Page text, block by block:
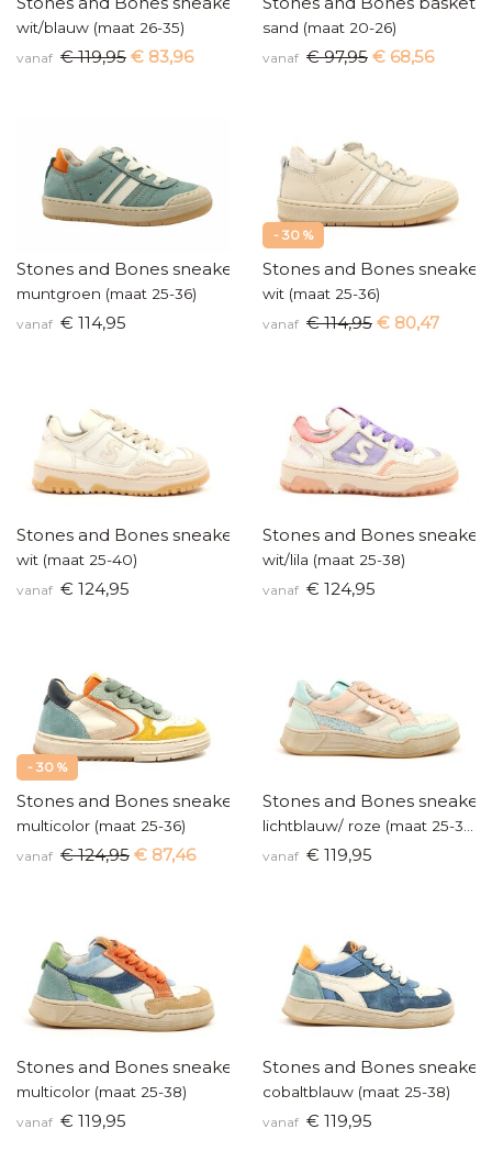
wit/blauw (maat 26-35)
vanaf € 119,95 € 83,96
sand (maat 20-26)
vanaf € 97,95 € 68,56
Stones and Bones sneakers
muntgroen (maat 25-36)
vanaf € 114,95
- 30 %
Stones and Bones sneakers
wit (maat 25-36)
vanaf € 114,95 € 80,47
Stones and Bones sneakers
wit (maat 25-40)
vanaf € 124,95
Stones and Bones sneakers
wit/lila (maat 25-38)
vanaf € 124,95
- 30 %
Stones and Bones sneakers
multicolor (maat 25-36)
vanaf € 124,95 € 87,46
Stones and Bones sneakers
vanaf € 119,95
Stones and Bones sneakers
multicolor (maat 25-38)
vanaf € 119,95
Stones and Bones sneakers
cobaltblauw (maat 25-38)
vanaf € 119,95